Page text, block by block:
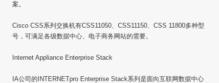
案。
Cisco CSS系列交换机有CSS11050、CSS11150、CSS 11800多种型
号，可满足各级数据中心、电子商务网站的需要。
Internet Appliance Enterprise Stack
IA公司的INTERNETpro Enterprise Stack系列是面向互联网数据中心